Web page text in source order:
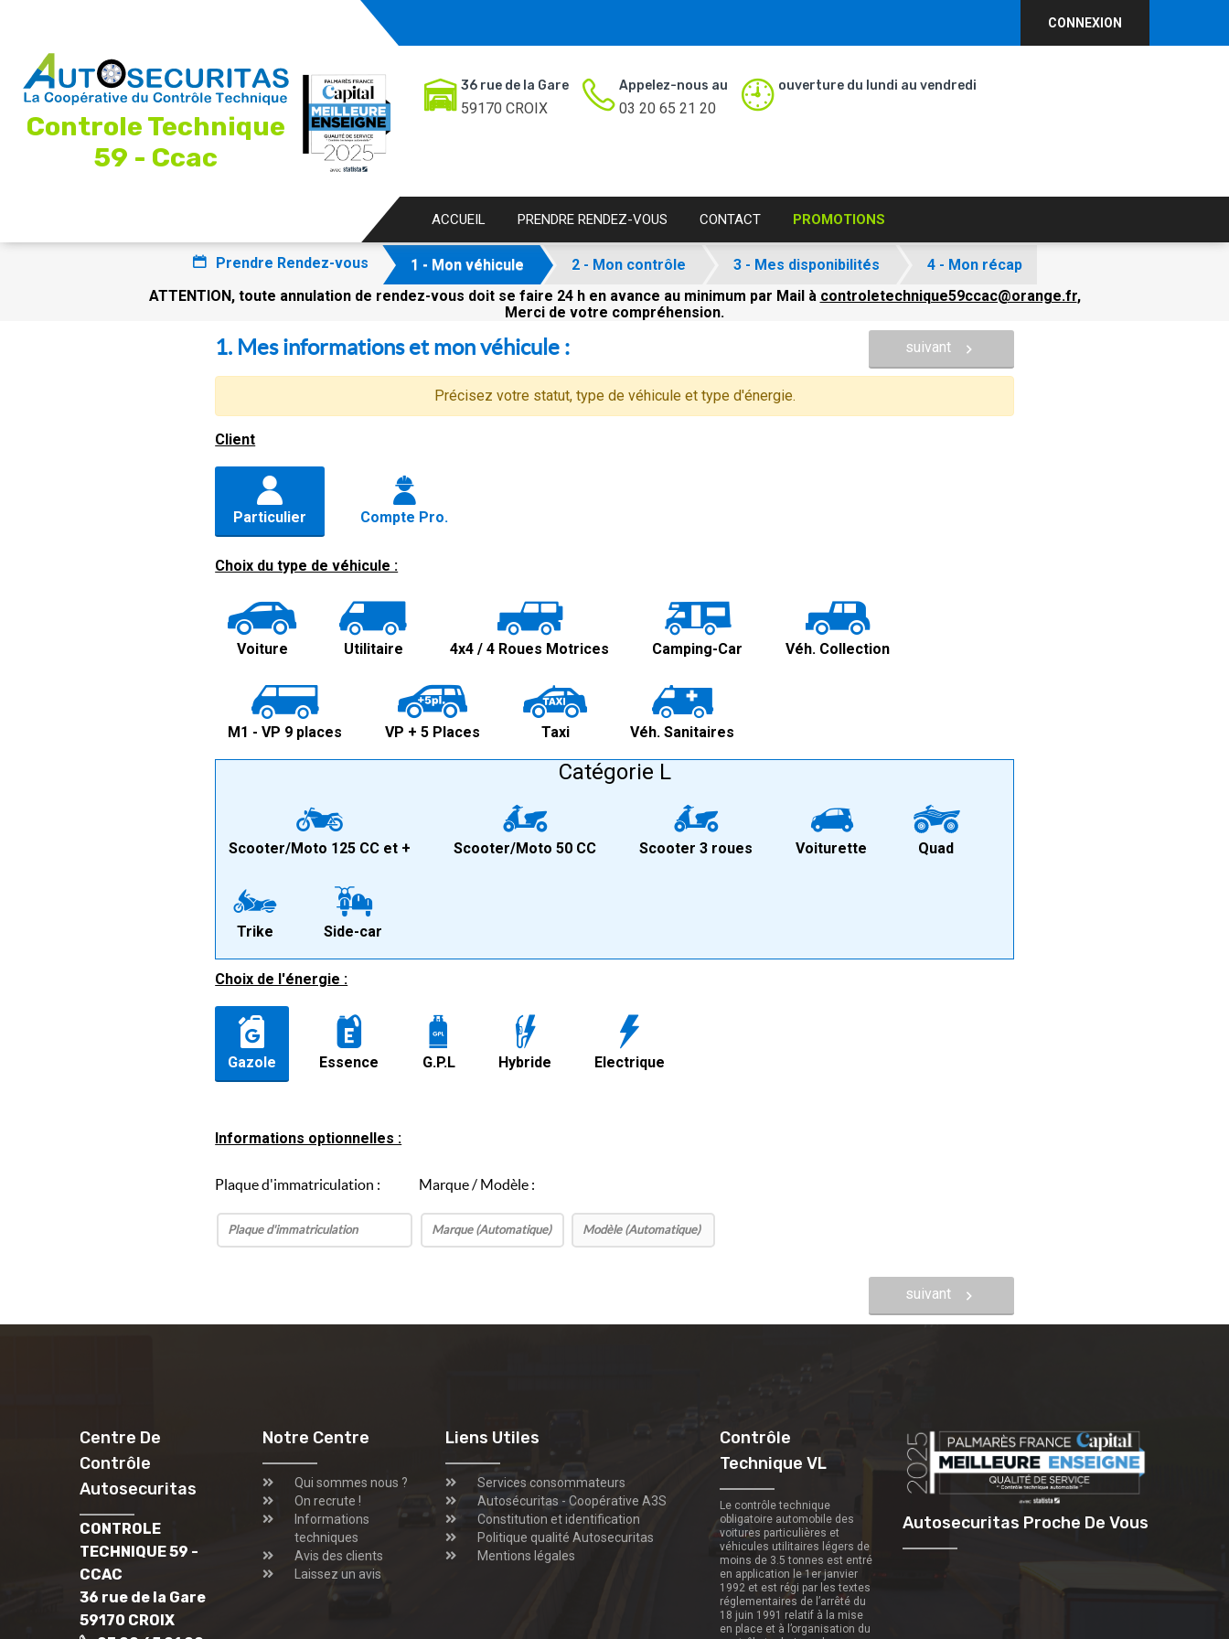
CONNEXION
Controle Technique
59 - Ccac
36 rue de la Gare
59170 CROIX
Appelez-nous au
03 20 65 21 20
ouverture du lundi au vendredi
ACCUEIL PRENDRE RENDEZ-VOUS CONTACT PROMOTIONS
Prendre Rendez-vous 1 - Mon véhicule 2 - Mon contrôle 3 - Mes disponibilités
4 - Mon récap
ATTENTION, toute annulation de rendez-vous doit se faire 24 h en avance au minimum par Mail à controletechnique59ccac@orange.fr,
Merci de votre compréhension.
suivant
1. Mes informations et mon véhicule :
Précisez votre statut, type de véhicule et type d'énergie.
Client
Particulier Compte Pro.
Choix du type de véhicule :
Voiture Utilitaire 4x4 / 4 Roues Motrices Camping-Car Véh. Collection
M1 - VP 9 places VP + 5 Places Taxi Véh. Sanitaires
Catégorie L
Scooter/Moto 125 CC et + Scooter/Moto 50 CC Scooter 3 roues Voiturette Quad
Trike Side-car
Choix de l'énergie :
Gazole Essence G.P.L Hybride Electrique
Informations optionnelles :
Plaque d'immatriculation : Marque / Modèle :
suivant
Centre De
Contrôle
Autosecuritas
CONTROLE
TECHNIQUE 59 -
CCAC
36 rue de la Gare
59170 CROIX
Notre Centre
Qui sommes nous ?
On recrute !
Informations
techniques
Avis des clients
Laissez un avis
Liens Utiles
Services consommateurs
Autosécuritas - Coopérative A3S
Constitution et identification
Politique qualité Autosecuritas
Mentions légales
Contrôle
Technique VL
Le contrôle technique
obligatoire automobile des
voitures particulières et
véhicules utilitaires légers de
moins de 3.5 tonnes est entré
en application le 1er janvier
1992 et est régi par les textes
réglementaires de l’arrêté du
18 juin 1991 relatif à la mise
en place et à l’organisation du
Autosecuritas Proche De Vous